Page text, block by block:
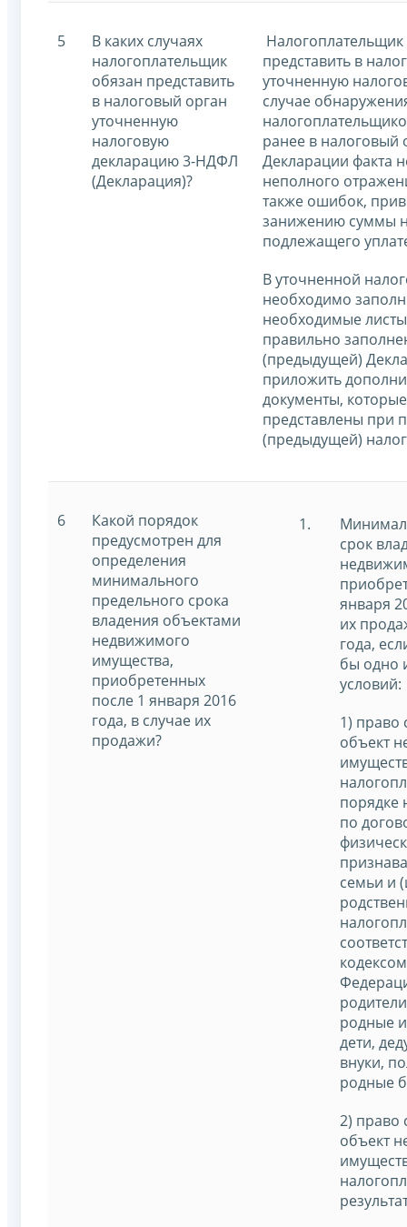
5
В каких случаях
налогоплательщик
обязан представить
в налоговый орган
уточненную
налоговую
декларацию 3-НДФЛ
(Декларация)?
представить в
уточненную
случае
ранее в налоговый
Декларации факта
неполного
также ошибок,
занижению суммы
подлежащего
В уточненной
необходимо
необходимые
правильно
(предыдущей)
приложить
документы,
представлены при
(предыдущей)
6
Какой порядок
предусмотрен для
определения
минимального
предельного срока
владения объектами
недвижимого
имущества,
приобретенных
после 1 января 2016
года, в случае их
продажи?
срок
января
их
года,
бы одно
условий:
1) право
объект
порядке
по
семьи и
родные
дети,
внуки,
родные
2) право
объект